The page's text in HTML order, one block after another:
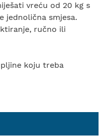
vreću od 20 kg s
jednolična smjesa.
ručno ili
koju treba